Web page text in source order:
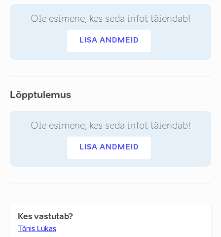
Ole esimene, kes seda infot täiendab!
LISA ANDMEID
Lõpptulemus
Ole esimene, kes seda infot täiendab!
LISA ANDMEID
Kes vastutab?
Tõnis Lukas